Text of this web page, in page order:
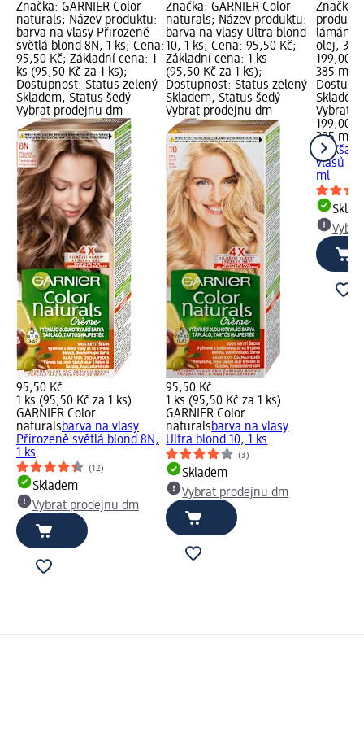
Značka: GARNIER Color
naturals; Název produktu:
barva na vlasy Přirozeně
světlá blond 8N, 1 ks; Cena:
95,50 Kč; Základní cena: 1
ks (95,50 Kč za 1 ks);
Dostupnost: Status zelený
Skladem, Status šedý
Vybrat prodejnu dm
95,50 Kč
1 ks (95,50 Kč za 1 ks)
GARNIER Color
naturalsbarva na vlasy
Přirozeně světlá blond 8N,
1 ks
(12)
Skladem
Vybrat prodejnu dm
Značka: GARNIER Color
naturals; Název produktu:
barva na vlasy Ultra blond
10, 1 ks; Cena: 95,50 Kč;
Základní cena: 1 ks
(95,50 Kč za 1 ks);
Dostupnost: Status zelený
Skladem, Status šedý
Vybrat prodejnu dm
95,50 Kč
1 ks (95,50 Kč za 1 ks)
GARNIER Color
naturalsbarva na vlasy
Ultra blond 10, 1 ks
(3)
Skladem
Vybrat prodejnu dm
Značka:
lámání
olej,
199,00
385 ml
Vybrat
199,00
385 ml
OGX
vlasů
ml